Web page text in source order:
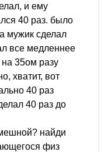
и ему
40 раз. было
мужик сделал
все медленнее
35ом разу
хватит, вот
40 раз
40 раз до
найди
физ